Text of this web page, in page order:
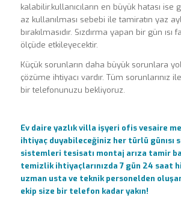
kalabilir.kullanıcıların en büyük hatası ise
az kullanılması sebebi ile tamiratın yaz
bırakılmasıdır. Sızdırma yapan bir gün ısı
ölçüde etkileyecektir.
Küçük sorunların daha büyük sorunlara
çözüme ihtiyacı vardır. Tüm sorunlarınız
bir telefonunuzu bekliyoruz.
Ev daire yazlık villa işyeri ofis vesaire
ihtiyaç duyabileceğiniz her türlü günısı su
sistemleri tesisatı montaj arıza tamir
temizlik ihtiyaçlarınızda 7 gün 24 saat
uzman usta ve teknik personelden
ekip size bir telefon kadar yakın!